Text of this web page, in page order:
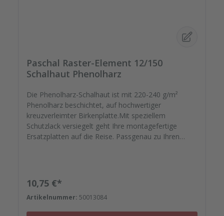
Paschal Raster-Element 12/150
Schalhaut Phenolharz
Die Phenolharz-Schalhaut ist mit 220-240 g/m²
Phenolharz beschichtet, auf hochwertiger
kreuzverleimter Birkenplatte.Mit speziellem
Schutzlack versiegelt geht Ihre montagefertige
Ersatzplatten auf die Reise. Passgenau zu Ihren
Nieten, Schrauben, Kunststoffeinsätzen bis zu
Reparaturplättchen.
Regulärer Preis:
10,75 €*
Artikelnummer: 50013084